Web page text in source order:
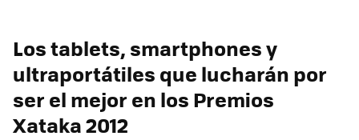
Los tablets, smartphones y
ultraportátiles que lucharán por
ser el mejor en los Premios
Xataka 2012